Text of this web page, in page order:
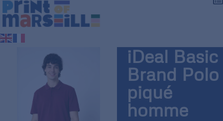
iDeal Basic
Brand Polo
piqué
homme